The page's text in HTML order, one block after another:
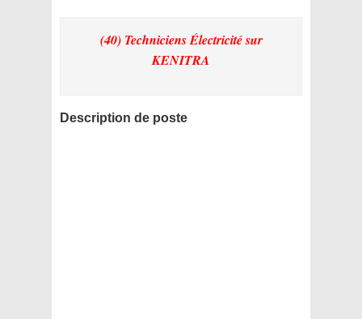
(40) Techniciens Électricitésur
KENITRA
Description de poste